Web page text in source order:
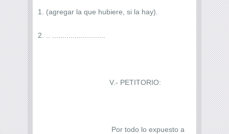
1. (agregar la que hubiere, si la hay).
2. .. ..........................
V.- PETITORIO:
Por todo lo expuesto a